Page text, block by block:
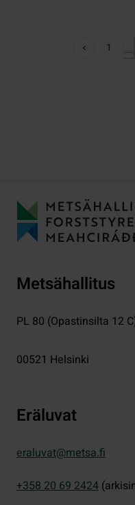
1 …
Metsähallitus
PL 80 (Opastinsilta 12
00521 Helsinki
Eräluvat
eraluvat@metsa.fi
+358 20 69 2424